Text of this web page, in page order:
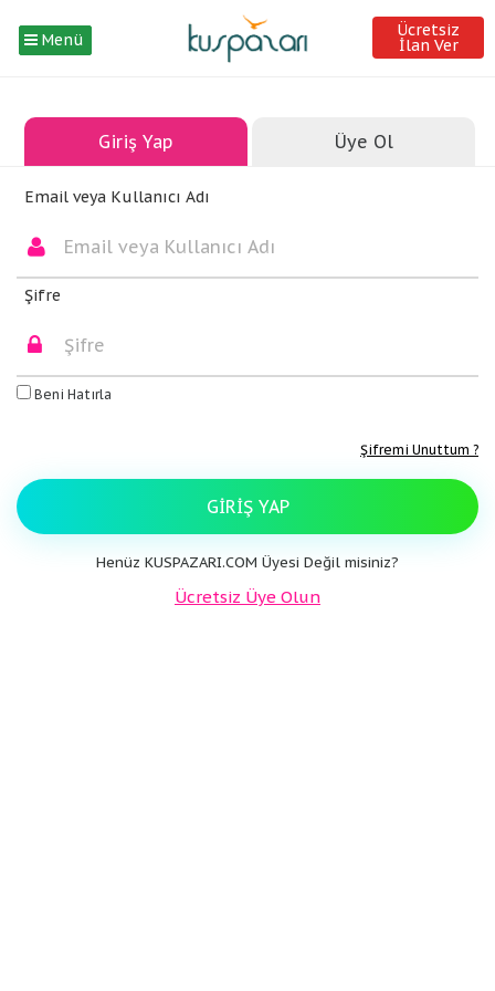
Menü Ücretsiz
İlan Ver
Giriş Yap Üye Ol
Email veya Kullanıcı Adı
Şifre
Beni Hatırla
Şifremi Unuttum ?
GIRIŞ YAP
Henüz KUSPAZARI.COM Üyesi Değil misiniz?
Ücretsiz Üye Olun